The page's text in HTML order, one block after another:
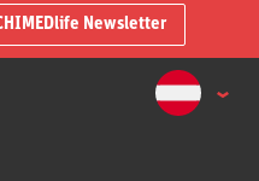
Newsletter